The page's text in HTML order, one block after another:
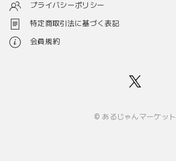
プライバシーポリシー
特定商取引法に基づく表記
会員規約
© あるじゃんマーケット